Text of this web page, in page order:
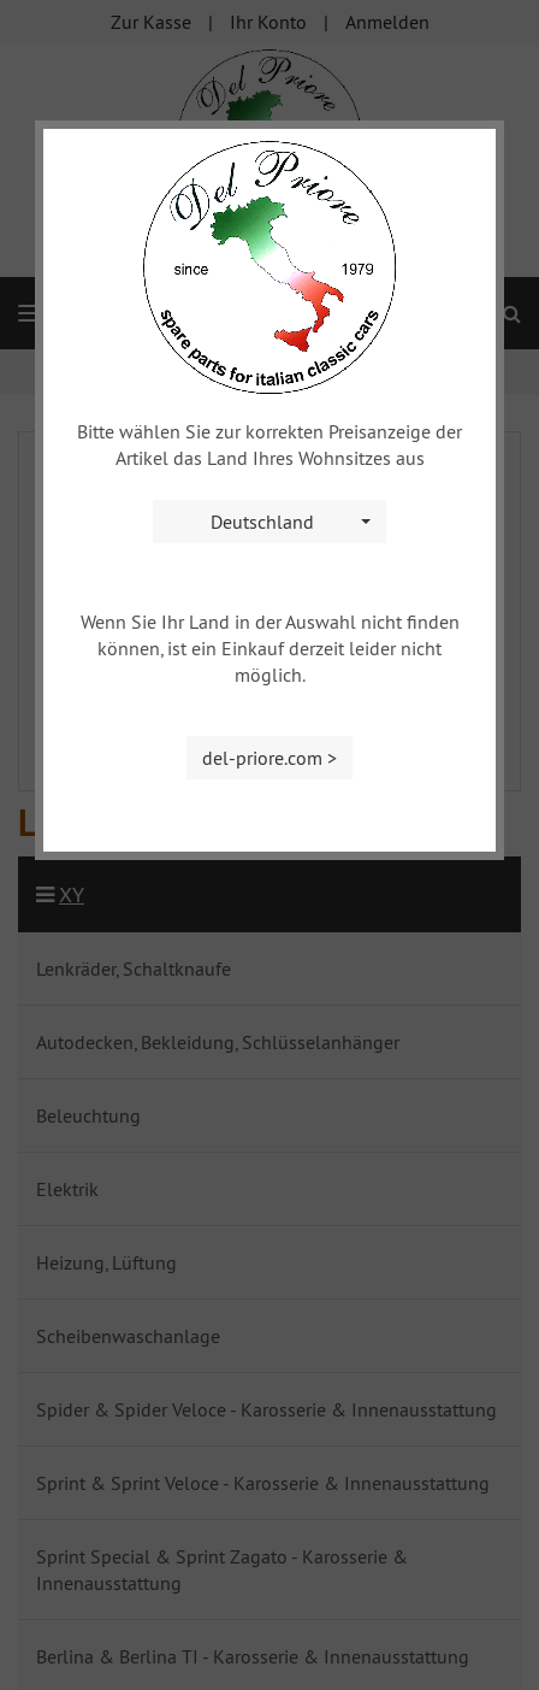
Zur Kasse Ihr Konto Anmelden
Literatur
Literatur
XY
Lenkräder, Schaltknaufe
Autodecken, Bekleidung, Schlüsselanhänger
Beleuchtung
Elektrik
Heizung, Lüftung
Scheibenwaschanlage
Spider & Spider Veloce - Karosserie & Innenausstattung
Sprint & Sprint Veloce - Karosserie & Innenausstattung
Sprint Special & Sprint Zagato - Karosserie &
Innenausstattung
Berlina & Berlina TI - Karosserie & Innenausstattung
Bitte wählen Sie zur korrekten Preisanzeige der
Artikel das Land Ihres Wohnsitzes aus
Deutschland
Wenn Sie Ihr Land in der Auswahl nicht finden
können, ist ein Einkauf derzeit leider nicht
möglich.
del-priore.com >